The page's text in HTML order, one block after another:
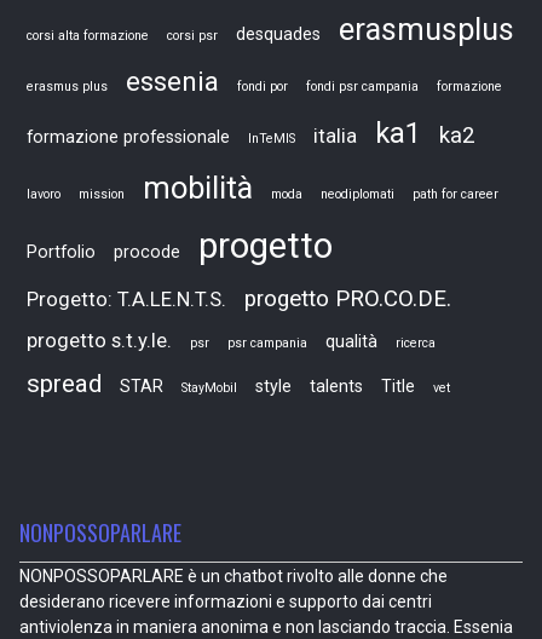
corsi alta formazione corsi psr desquades erasmusplus
erasmus plus essenia fondi por fondi psr campania formazione
formazione professionale InTeMIS italia ka1 ka2
lavoro mission mobilità moda neodiplomati path for career
Portfolio procode progetto
Progetto: T.A.LE.N.T.S. progetto PRO.CO.DE.
progetto s.t.y.le. psr psr campania qualità ricerca
spread STAR StayMobil style talents Title vet
NONPOSSOPARLARE
NONPOSSOPARLARE è un chatbot rivolto alle donne che
desiderano ricevere informazioni e supporto dai centri
antiviolenza in maniera anonima e non lasciando traccia. Essenia